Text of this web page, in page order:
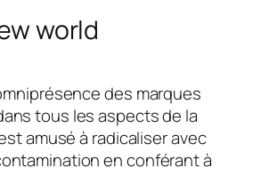
world
des marques
tous les aspects de la
amusé à radicaliser avec
en conférant à